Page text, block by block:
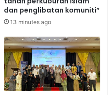
dan penglibatan komuniti”
13 minutes ago